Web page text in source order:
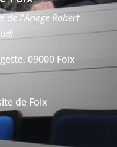
de l'Ariège Robert
09000 Foix
de Foix